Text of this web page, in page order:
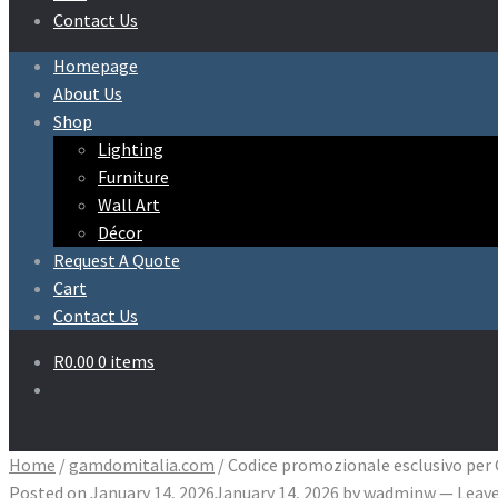
Contact Us
Homepage
About Us
Shop
Lighting
Furniture
Wall Art
Décor
Request A Quote
Cart
Contact Us
R0.00 0 items
Home /gamdomitalia.com /Codice promozionale esclusivo
Posted on January 14, 2026January 14, 2026 bywadminw—